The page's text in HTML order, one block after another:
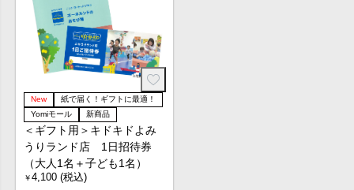
New
紙で届く！ギフトに最適！
Yomiモール
新商品
＜ギフト用＞キドキドよみ
うりランド店 1日招待券
（大人1名＋子ども1名）
￥4,100 (税込)